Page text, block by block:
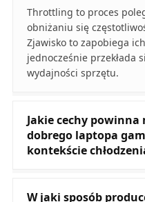
Throttling to proces
obniżaniu się
Zjawisko to zapobiega
jednocześnie przekłada
wydajności sprzętu.
Jakie cechy powinna
dobrego laptopa
kontekście
W jaki sposób